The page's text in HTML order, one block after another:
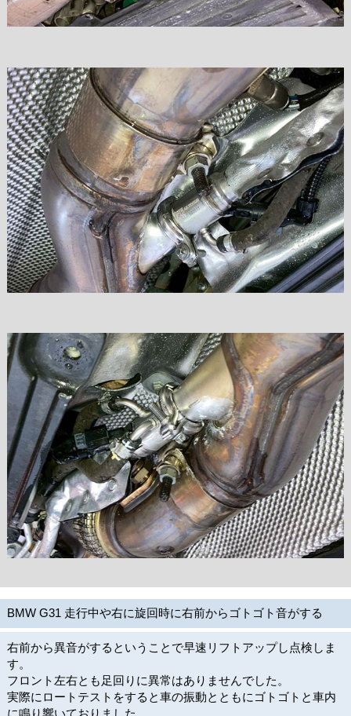
BMW G31 走行中や右に旋回時に右前からゴトゴト音がする
右前から異音がするということで早速リフトアップし点検しま
す。
フロント左右とも足回りに異常はありませんでした。
実際にロートテストをすると車の振動とともにゴトゴトと車内